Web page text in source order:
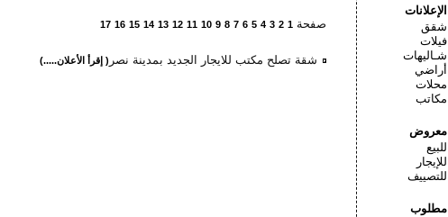
صفحة 1
2
3
4
5
6
7
8
9
10
11
12
13
14
15
16
17
شقة تصلح مكتب للايجار الجديد بمدينة نصر ( إقرأ الأعلان.....)
الإعلانات
شقق
فيلات
شـاليهات
أراضي
محلات
مكاتب
معروض
للبيع
للإيجار
للتصييف
مطلوب